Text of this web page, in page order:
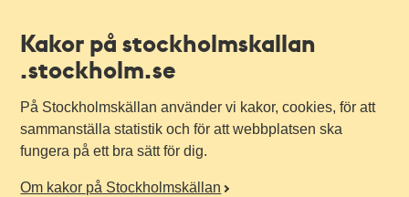
Kakor på stockholmskallan
.stockholm.se
På Stockholmskällan använder vi kakor, cookies, för att
sammanställa statistik och för att webbplatsen ska
fungera på ett bra sätt för dig.
Om kakor på Stockholmskällan